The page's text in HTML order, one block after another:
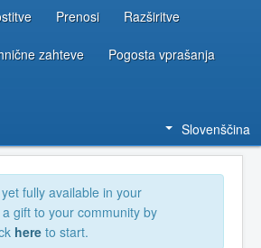
Prenosi Razširitve
zahteve Pogosta vprašanja
Slovenščina
fully available in your
gift to your community by
here to start.